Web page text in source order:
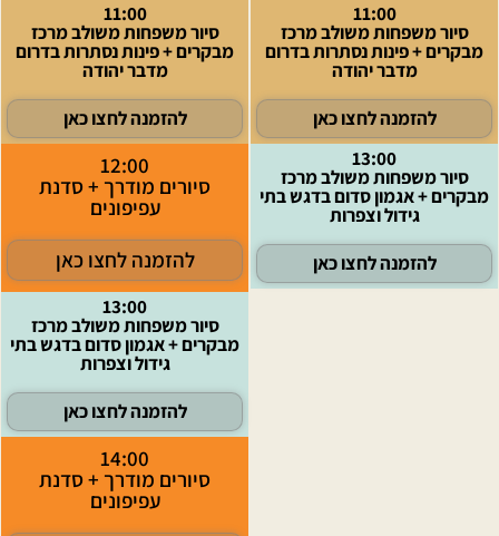
11:00
סיור משפחות משולב מרכז
מבקרים + פינות נסתרות בדרום
מדבר יהודה
להזמנה לחצו כאן
13:00
סיור משפחות משולב מרכז
מבקרים + אגמון סדום בדגש בתי
גידול וצפרות
להזמנה לחצו כאן
11:00
סיור משפחות משולב מרכז
מבקרים + פינות נסתרות בדרום
מדבר יהודה
להזמנה לחצו כאן
12:00
סיורים מודרך + סדנת
עפיפונים
להזמנה לחצו כאן
13:00
סיור משפחות משולב מרכז
מבקרים + אגמון סדום בדגש בתי
גידול וצפרות
להזמנה לחצו כאן
14:00
סיורים מודרך + סדנת
עפיפונים